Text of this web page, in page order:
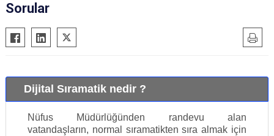
Sorular
Dijital Sıramatik nedir ?
Nüfus Müdürlüğünden randevu alan
vatandaşların, normal sıramatikten sıra almak için